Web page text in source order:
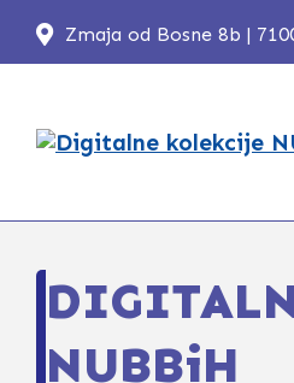
Zmaja od Bosne 8b |
NUBBiH